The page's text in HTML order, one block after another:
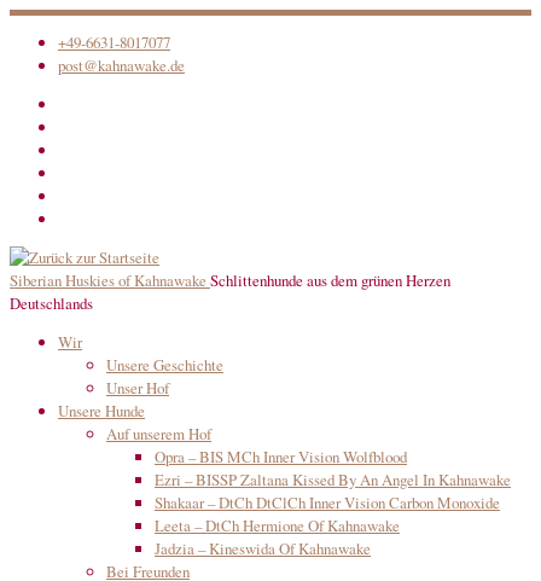
Zum
Inhalt
springen
+49-6631-8017077
post@kahnawake.de
Siberian Huskies of Kahnawake Schlittenhunde aus dem grünen Herzen
Deutschlands
Wir
Unsere Geschichte
Unser Hof
Unsere Hunde
Auf unserem Hof
Opra – BIS MCh Inner Vision Wolfblood
Ezri – BISSP Zaltana Kissed By An Angel In Kahnawake
Shakaar – DtCh DtClCh Inner Vision Carbon Monoxide
Leeta – DtCh Hermione Of Kahnawake
Jadzia – Kineswida Of Kahnawake
Bei Freunden